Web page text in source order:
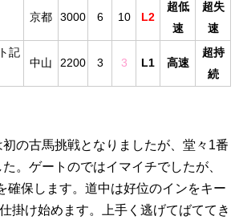
京都 3000 6 10 L2
超低
速
超失
速
記
中山 2200 3 3 L1 高速
超持
続
の古馬挑戦となりましたが、堂々1番
。ゲートのではイマイチでしたが、
確保します。道中は好位のインをキー
掛け始めます。上手く逃げてばててき